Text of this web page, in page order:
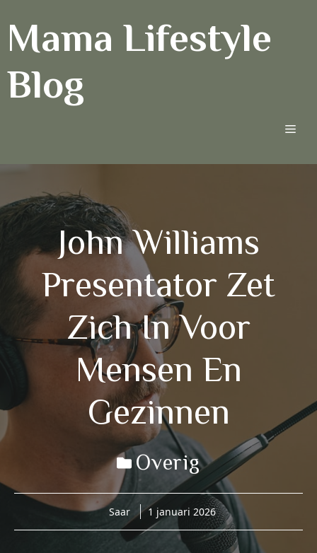
naarMama Lifestyle
Blog
John Williams
Presentator Zet
Zich In Voor
Mensen En
Gezinnen
Overig
Saar 1 januari 2026